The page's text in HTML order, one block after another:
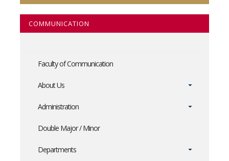
COMMUNICATION
Faculty of Communication
About Us
Administration
Double Major / Minor
Departments